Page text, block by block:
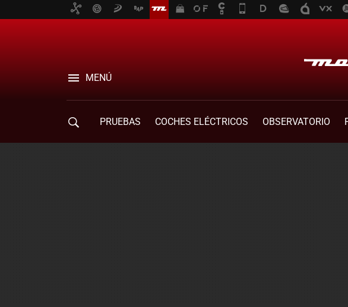
MENÚ
PRUEBAS COCHES ELÉCTRICOS OBSERVATORIO